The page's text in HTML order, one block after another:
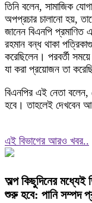
তিনি বলেন, সামাজিক
অপপ্রচার চালানো হয়,
জানেন বিএনপি প্রমাণিত
রহমান বন্ধ থাকা
করেছিলেন। পরবর্তী
যা করা প্রয়োজন তা
বিএনপির এই নেতা
হবে। তাহলেই দেখবেন
এই বিভাগের আরও খবর..
অল্প কিছুদিনের মধ্যেই
শুরু হবে: পানি সম্পদ